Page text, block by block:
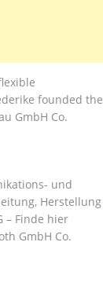
founded the
GmbH Co.
und
Herstellung
– Finde hier
GmbH Co.